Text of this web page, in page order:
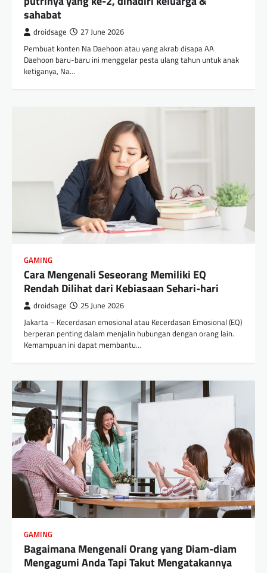
sahabat
droidsage 27 June 2026
Pembuat konten Na Daehoon atau yang akrab disapa AA
Daehoon baru-baru ini menggelar pesta ulang tahun untuk anak
ketiganya, Na…
GAMING
Cara Mengenali Seseorang Memiliki EQ
Rendah Dilihat dari Kebiasaan Sehari-hari
droidsage 25 June 2026
Jakarta – Kecerdasan emosional atau Kecerdasan Emosional (EQ)
berperan penting dalam menjalin hubungan dengan orang lain.
Kemampuan ini dapat membantu…
GAMING
Bagaimana Mengenali Orang yang Diam-diam
Mengagumi Anda Tapi Takut Mengatakannya